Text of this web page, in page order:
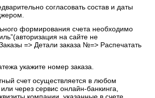
согласовать состав и даты
формирования счета необходимо
на сайте не
=> Детали заказа №=> Распечатать
укажите номер заказа.
счет осуществляется в любом
через сервис онлайн-банкинга,